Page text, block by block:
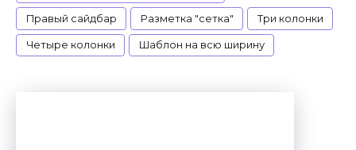
Правый сайдбар Разметка "сетка" Три колонки
Четыре колонки Шаблон на всю ширину